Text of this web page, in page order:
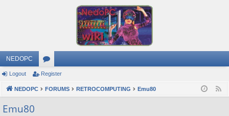
NEDOPC
or
u
Logout Register
NEDOPC FORUMS RETROCOMPUTING Emu80
Emu80